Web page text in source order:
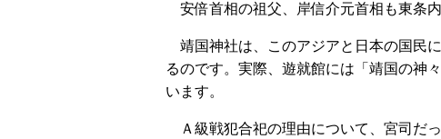
安倍首相の祖父、岸信介元首相も東条
靖国神社は、このアジアと日本の国民
るのです。実際、遊就館には「靖国の神
います。
Ａ級戦犯合祀の理由について、宮司だ